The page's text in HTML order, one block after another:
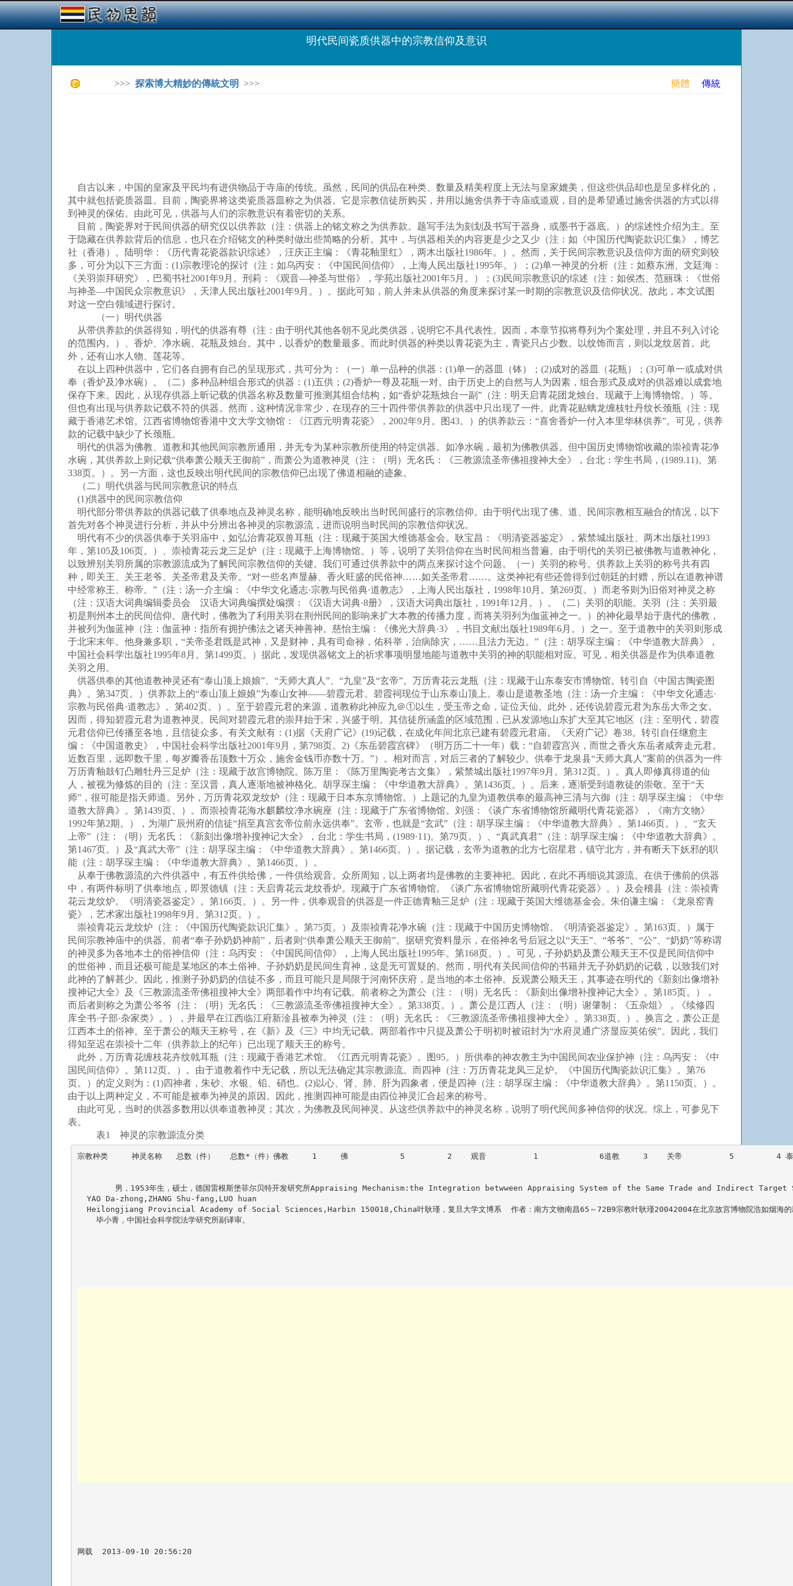
明代民间瓷质供器中的宗教信仰及意识
>>> 探索博大精妙的傳統文明 >>> 簡體 傳統
自古以来，中国的皇家及平民均有进供物品于寺庙的传统。虽然，民间的供品在种类、数量及精美程度上无法与皇家媲美，但这些供品却也是呈多样化的，
其中就包括瓷质器皿。目前，陶瓷界将这类瓷质器皿称之为供器。它是宗教信徒所购买，并用以施舍供养于寺庙或道观，目的是希望通过施舍供器的方式以得
到神灵的保佑。由此可见，供器与人们的宗教意识有着密切的关系。
目前，陶瓷界对于民间供器的研究仅以供养款（注：供器上的铭文称之为供养款。题写手法为刻划及书写于器身，或墨书于器底。）的综述性介绍为主。至
于隐藏在供养款背后的信息，也只在介绍铭文的种类时做出些简略的分析。其中，与供器相关的内容更是少之又少（注：如《中国历代陶瓷款识汇集》，博艺
社（香港）。陆明华：《历代青花瓷器款识综述》，汪庆正主编：《青花釉里红》，两木出版社1986年。）。然而，关于民间宗教意识及信仰方面的研究则较
多，可分为以下三方面：(1)宗教理论的探讨（注：如乌丙安：《中国民间信仰》，上海人民出版社1995年。）；(2)单一神灵的分析（注：如蔡东洲、文廷海：
《关羽崇拜研究》，巴蜀书社2001年9月。刑莉：《观音—神圣与世俗》，学苑出版社2001年5月。）；(3)民间宗教意识的综述（注：如侯杰、范丽珠：《世俗
与神圣—中国民众宗教意识》，天津人民出版社2001年9月。）。据此可知，前人并未从供器的角度来探讨某一时期的宗教意识及信仰状况。故此，本文试图
对这一空白领域进行探讨。
（一）明代供器
从带供养款的供器得知，明代的供器有尊（注：由于明代其他各朝不见此类供器，说明它不具代表性。因而，本章节拟将尊列为个案处理，并且不列入讨论
的范围内。）、香炉、净水碗、花瓶及烛台。其中，以香炉的数量最多。而此时供器的种类以青花瓷为主，青瓷只占少数。以纹饰而言，则以龙纹居首。此
外，还有山水人物、莲花等。
在以上四种供器中，它们各自拥有自己的呈现形式，共可分为：（一）单一品种的供器：(1)单一的器皿（钵）；(2)成对的器皿（花瓶）；(3)可单一或成对供
奉（香炉及净水碗）。（二）多种品种组合形式的供器：(1)五供；(2)香炉一尊及花瓶一对。由于历史上的自然与人为因素，组合形式及成对的供器难以成套地
保存下来。因此，从现存供器上昕记载的供器名称及数量可推测其组合结构，如“香炉花瓶烛台一副”（注：明天启青花团龙烛台。现藏于上海博物馆。）等。
但也有出现与供养款记载不符的供器。然而，这种情况非常少，在现存的三十四件带供养款的供器中只出现了一件。此青花贴螭龙缠枝牡丹纹长颈瓶（注：现
藏于香港艺术馆。江西省博物馆香港中文大学文物馆：《江西元明青花瓷》，2002年9月。图43。）的供养款云：“喜舍香炉一付入本里华林供养”。可见，供养
款的记载中缺少了长颈瓶。
明代的供器为佛教、道教和其他民间宗教所通用，并无专为某种宗教所使用的特定供器。如净水碗，最初为佛教供器。但中国历史博物馆收藏的崇祯青花净
水碗，其供养款上则记载“供奉萧公顺天王御前”，而萧公为道教神灵（注：（明）无名氏：《三教源流圣帝佛祖搜神大全》，台北：学生书局，(1989.11)。第
338页。）。另一方面，这也反映出明代民间的宗教信仰已出现了佛道相融的迹象。
（二）明代供器与民间宗教意识的特点
(1)供器中的民间宗教信仰
明代部分带供养款的供器记载了供奉地点及神灵名称，能明确地反映出当时民间盛行的宗教信仰。由于明代出现了佛、道、民间宗教相互融合的情况，以下
首先对各个神灵进行分析，并从中分辨出各神灵的宗教源流，进而说明当时民间的宗教信仰状况。
明代有不少的供器供奉于关羽庙中，如弘治青花双兽耳瓶（注：现藏于英国大维德基金会。耿宝昌：《明清瓷器鉴定》，紫禁城出版社、两木出版社1993
年，第105及106页。）、崇祯青花云龙三足炉（注：现藏于上海博物馆。）等，说明了关羽信仰在当时民间相当普遍。由于明代的关羽已被佛教与道教神化，
以致辨别关羽所属的宗教源流成为了解民间宗教信仰的关键。我们可通过供养款中的两点来探讨这个问题。（一）关羽的称号。供养款上关羽的称号共有四
种，即关王、关王老爷、关圣帝君及关帝。“对一些名声显赫、香火旺盛的民俗神……如关圣帝君……。这类神祀有些还曾得到过朝廷的封赠，所以在道教神谱
中经常称王、称帝。”（注：汤一介主编：《中华文化通志·宗教与民俗典·道教志》，上海人民出版社，1998年10月。第269页。）而老爷则为旧俗对神灵之称
（注：汉语大词典编辑委员会 汉语大词典编撰处编撰：《汉语大词典·8册》，汉语大词典出版社，1991年12月。）。（二）关羽的职能。关羽（注：关羽最
初是荆州本土的民间信仰。唐代时，佛教为了利用关羽在荆州民间的影响来扩大本教的传播力度，而将关羽列为伽蓝神之一。）的神化最早始于唐代的佛教，
并被列为伽蓝神（注：伽蓝神：指所有拥护佛法之诸天神善神。慈怡主编：《佛光大辞典·3》，书目文献出版社1989年6月。）之一。至于道教中的关羽则形成
于北宋末年。他身兼多职，“关帝圣君既是武神，又是财神，具有司命禄，佑科举，治病除灾，……且法力无边。”（注：胡孚琛主编：《中华道教大辞典》，
中国社会科学出版社1995年8月。第1499页。）据此，发现供器铭文上的祈求事项明显地能与道教中关羽的神的职能相对应。可见，相关供器是作为供奉道教
关羽之用。
供器供奉的其他道教神灵还有“泰山顶上娘娘”、“天师大真人”、“九皇”及“玄帝”。万历青花云龙瓶（注：现藏于山东泰安市博物馆。转引自《中国古陶瓷图
典》。第347页。）供养款上的“泰山顶上娘娘”为泰山女神——碧霞元君。碧霞祠现位于山东泰山顶上。泰山是道教圣地（注：汤一介主编：《中华文化通志·
宗教与民俗典·道教志》。第402页。）。至于碧霞元君的来源，道教称此神应九＠①以生，受玉帝之命，证位天仙。此外，还传说碧霞元君为东岳大帝之女。
因而，得知碧霞元君为道教神灵。民间对碧霞元君的崇拜始于宋，兴盛于明。其信徒所涵盖的区域范围，已从发源地山东扩大至其它地区（注：至明代，碧霞
元君信仰已传播至各地，且信徒众多。有关文献有：(1)据《天府广记》(19)记载，在成化年间北京已建有碧霞元君庙。《天府广记》卷38。转引自任继愈主
编：《中国道教史》，中国社会科学出版社2001年9月，第798页。2)《东岳碧霞宫碑》（明万历二十一年）载：“自碧霞宫兴，而世之香火东岳者咸奔走元君。
近数百里，远即数千里，每岁瓣香岳顶数十万众，施舍金钱币亦数十万。”）。相对而言，对后三者的了解较少。供奉于龙泉县“天师大真人”案前的供器为一件
万历青釉鼓钉凸雕牡丹三足炉（注：现藏于故宫博物院。陈万里：《陈万里陶瓷考古文集》，紫禁城出版社1997年9月。第312页。）。真人即修真得道的仙
人，被视为修炼的目的（注：至汉晋，真人逐渐地被神格化。胡孚琛主编：《中华道教大辞典》。第1436页。）。后来，逐渐受到道教徒的崇敬。至于“天
师”，很可能是指天师道。另外，万历青花双龙纹炉（注：现藏于日本东京博物馆。）上题记的九皇为道教供奉的最高神三清与六御（注：胡孚琛主编：《中华
道教大辞典》。第1439页。）。而崇祯青花海水麒麟纹净水碗座（注：现藏于广东省博物馆。刘强：《谈广东省博物馆所藏明代青花瓷器》，《南方文物》
1992年第2期。），为湖广辰州府的信徒“捐至真宫玄帝位前永远供奉”。玄帝，也就是“玄武”（注：胡孚琛主编：《中华道教大辞典》。第1466页。）、“玄天
上帝”（注：（明）无名氏：《新刻出像增补搜神记大全》，台北：学生书局，(1989·11)。第79页。）、“真武真君”（注：胡孚琛主编：《中华道教大辞典》。
第1467页。）及“真武大帝”（注：胡孚琛主编：《中华道教大辞典》。第1466页。）。据记载，玄帝为道教的北方七宿星君，镇守北方，并有断天下妖邪的职
能（注：胡孚琛主编：《中华道教大辞典》。第1466页。）。
从奉于佛教源流的六件供器中，有五件供给佛，一件供给观音。众所周知，以上两者均是佛教的主要神祀。因此，在此不再细说其源流。在供于佛前的供器
中，有两件标明了供奉地点，即景德镇（注：天启青花云龙纹香炉。现藏于广东省博物馆。《谈广东省博物馆所藏明代青花瓷器》。）及会稽县（注：崇祯青
花云龙纹炉。《明清瓷器鉴定》。第166页。）。另一件，供奉观音的供器是一件正德青釉三足炉（注：现藏于英国大维德基金会。朱伯谦主编：《龙泉窑青
瓷》，艺术家出版社1998年9月。第312页。）。
崇祯青花云龙纹炉（注：《中国历代陶瓷款识汇集》。第75页。）及崇祯青花净水碗（注：现藏于中国历史博物馆。《明清瓷器鉴定》。第163页。）属于
民间宗教神庙中的供器。前者“奉子孙奶奶神前”，后者则“供奉萧公顺天王御前”。据研究资料显示，在俗神名号后冠之以“天王”、“爷爷”、“公”、“奶奶”等称谓
的神灵多为各地本土的俗神信仰（注：乌丙安：《中国民间信仰》，上海人民出版社1995年。第168页。）。可见，子孙奶奶及萧公顺天王不仅是民间信仰中
的世俗神，而且还极可能是某地区的本土俗神。子孙奶奶是民间生育神，这是无可置疑的。然而，明代有关民间信仰的书籍并无子孙奶奶的记载，以致我们对
此神的了解甚少。因此，推测子孙奶奶的信徒不多，而且可能只是局限于河南怀庆府，是当地的本土俗神。反观萧公顺天王，其事迹在明代的《新刻出像增补
搜神记大全》及《三教源流圣帝佛祖搜神大全》两部着作中均有记载。前者称之为萧公（注：（明）无名氏：《新刻出像增补搜神记大全》。第185页。），
而后者则称之为萧公爷爷（注：（明）无名氏：《三教源流圣帝佛祖搜神大全》。第338页。）。萧公是江西人（注：（明）谢肇制：《五杂俎》，《续修四
库全书·子部·杂家类》。），并最早在江西临江府新淦县被奉为神灵（注：（明）无名氏：《三教源流圣帝佛祖搜神大全》。第338页。）。换言之，萧公正是
江西本土的俗神。至于萧公的顺天王称号，在《新》及《三》中均无记载。两部着作中只提及萧公于明初时被诏封为“水府灵通广济显应英佑侯”。因此，我们
得知至迟在崇祯十二年（供养款上的纪年）已出现了顺天王的称号。
此外，万历青花缠枝花卉纹戟耳瓶（注：现藏于香港艺术馆。《江西元明青花瓷》。图95。）所供奉的神农教主为中国民间农业保护神（注：乌丙安：《中
国民间信仰》。第112页。）。由于道教着作中无记载，所以无法确定其宗教源流。而四神（注：万历青花龙凤三足炉。《中国历代陶瓷款识汇集》。第76
页。）的定义则为：(1)四神者，朱砂、水银、铅、硝也。(2)以心、肾、肺、肝为四象者，便是四神（注：胡孚琛主编：《中华道教大辞典》。第1150页。）。
由于以上两种定义，不可能是被奉为神灵的原因。因此，推测四神可能是由四位神灵汇合起来的称号。
由此可见，当时的供器多数用以供奉道教神灵；其次，为佛教及民间神灵。从这些供养款中的神灵名称，说明了明代民间多神信仰的状况。综上，可参见下
表。
表1 神灵的宗教源流分类
宗教种类     神灵名称   总数（件）　　总数*（件）佛教     1     佛           5         2    观音          1             6道教     3    关帝          5
男，1953年生，硕士，德国雷根斯堡菲尔贝特开发研究所Appraising Mechanism:the Integration betwween Appraising System of the Same Trade and Indirect Target
YAO Da-zhong,ZHANG Shu-fang,LUO huan
Heilongjiang Provincial Academy of Social Sciences,Harbin 150018,China叶耿瑾，复旦大学文博系  作者：南方文物南昌65～72B9宗教叶耿瑾20042004在北京故宫博物院浩如烟海的藏品中，一些
毕小青，中国社会科学院法学研究所副译审。
网载  2013-09-10 20:56:20